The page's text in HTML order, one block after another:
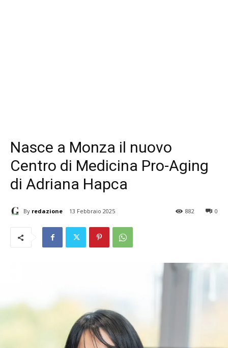
Nasce a Monza il nuovo
Centro di Medicina Pro-Aging
di Adriana Hapca
By redazione 13 Febbraio 2025 0
882